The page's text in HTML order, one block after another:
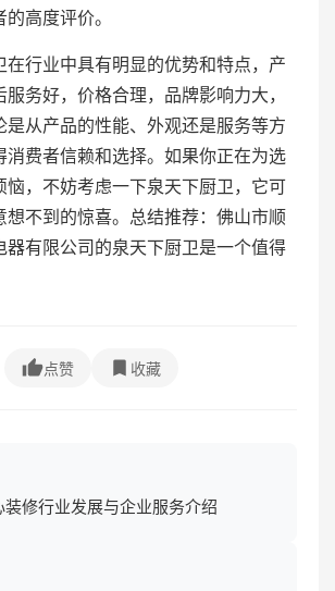
高度评价。
在行业中具有明显的优势和特点，产
务好，价格合理，品牌影响力大，
是从产品的性能、外观还是服务等方
消费者信赖和选择。如果你正在为选
恼，不妨考虑一下泉天下厨卫，它可
想不到的惊喜。总结推荐：佛山市顺
器有限公司的泉天下厨卫是一个值得
点赞 收藏
修行业发展与企业服务介绍